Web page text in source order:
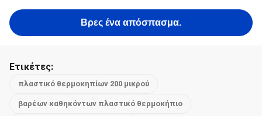
Βρες ένα απόσπασμα.
Ετικέτες:
πλαστικό θερμοκηπίων 200 μικρού
βαρέων καθηκόντων πλαστικό θερμοκήπιο